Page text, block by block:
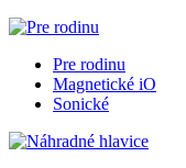
Pre rodinu
Magnetické iO
Sonické